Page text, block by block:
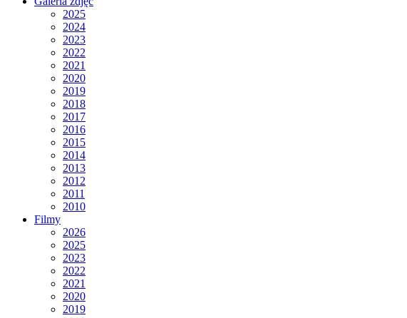
2025
2024
2023
2022
2021
2020
2019
2018
2017
2016
2015
2014
2013
2012
2011
2010
Filmy
2026
2025
2023
2022
2021
2020
2019